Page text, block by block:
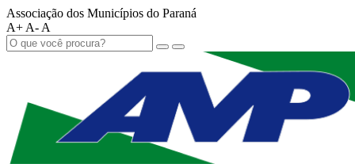
Associação dos Municípios do Paraná
A+ A- A